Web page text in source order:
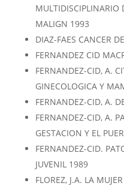
MULTIDISCIPLINARIO
MALIGN 1993
DIAZ-FAES CANCER
FERNANDEZ CID
FERNANDEZ-CID, A.
GINECOLOGICA Y
FERNANDEZ-CID, A.
FERNANDEZ-CID, A.
GESTACION Y EL
FERNANDEZ-CID.
JUVENIL 1989
FLOREZ, J.A. LA